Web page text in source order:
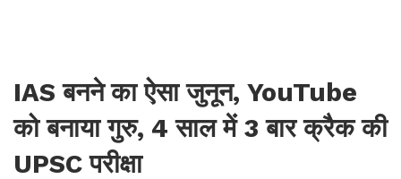
IAS बनने का ऐसा जुनून, YouTube
को बनाया गुरु, 4 साल में 3 बार क्रैक की
UPSC परीक्षा